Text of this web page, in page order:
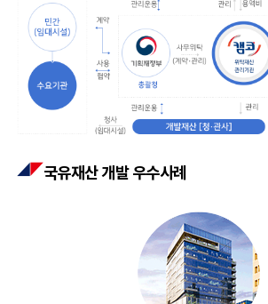
국유재산 개발 우수사례